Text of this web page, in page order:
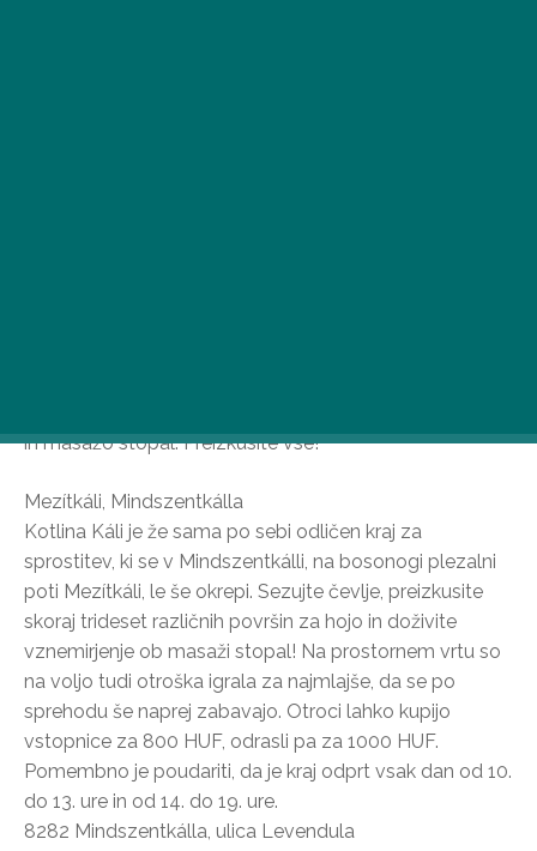
in masažo stopal. Preizkusite vse!
Mezítkáli, Mindszentkálla
Kotlina Káli je že sama po sebi odličen kraj za
sprostitev, ki se v Mindszentkálli, na bosonogi plezalni
poti Mezítkáli, le še okrepi. Sezujte čevlje, preizkusite
skoraj trideset različnih površin za hojo in doživite
vznemirjenje ob masaži stopal! Na prostornem vrtu so
na voljo tudi otroška igrala za najmlajše, da se po
sprehodu še naprej zabavajo. Otroci lahko kupijo
vstopnice za 800 HUF, odrasli pa za 1000 HUF.
Pomembno je poudariti, da je kraj odprt vsak dan od 10.
do 13. ure in od 14. do 19. ure.
8282 Mindszentkálla, ulica Levendula